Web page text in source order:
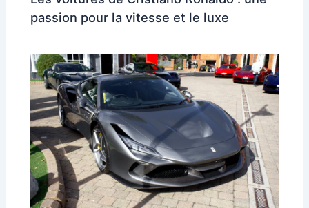
passion pour la vitesse et le luxe